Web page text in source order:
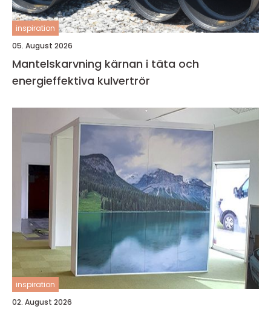
inspiration
05. August 2026
Mantelskarvning kärnan i täta och
energieffektiva kulvertrör
inspiration
02. August 2026